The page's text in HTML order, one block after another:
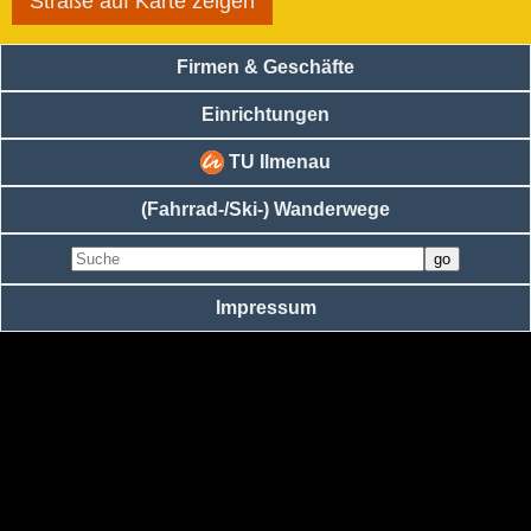
Firmen & Geschäfte
Einrichtungen
TU Ilmenau
(Fahrrad-/Ski-) Wanderwege
Impressum